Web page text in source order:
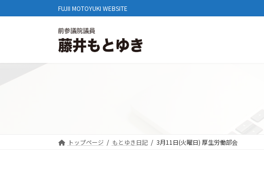
ン
へ
ビ
ョ
FUJII MOTOYUKI WEBSITE
トップページ もとゆき日記 3月11日(火曜日) 厚生労働部会